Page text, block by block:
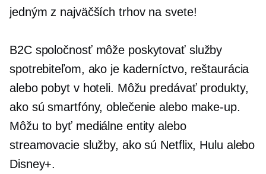
jedným z najväčších trhov na svete!
B2C spoločnosť môže poskytovať služby
spotrebiteľom, ako je kaderníctvo, reštaurácia
alebo pobyt v hoteli. Môžu predávať produkty,
ako sú smartfóny, oblečenie alebo make-up.
Môžu to byť mediálne entity alebo
streamovacie služby, ako sú Netflix, Hulu alebo
Disney+.